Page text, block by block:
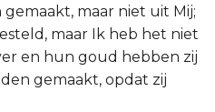
maar niet uit Mij;
maar Ik heb het niet
en hun goud hebben zij
gemaakt, opdat zij